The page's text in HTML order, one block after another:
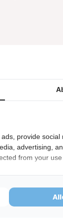
dit product..
2
6-
provide
advertising,
from your use